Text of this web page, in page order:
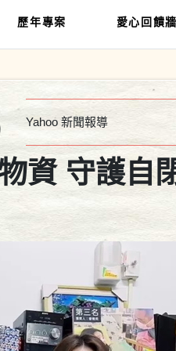
歷年專案 愛心回饋
Yahoo 新聞報導
資 守護自